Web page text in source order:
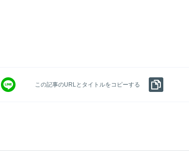
この記事のURLとタイトルをコピーする